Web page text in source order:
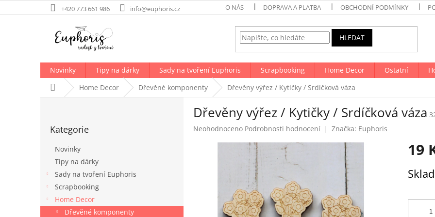
na
+420 773 661 986 info@euphoris.cz O NÁS DOPRAVA A PLATBA OBCHODNÍ PODMÍNKY
HLEDAT
Novinky Tipy na dárky Sady na tvoření Euphoris Scrapbooking Home Decor Ostatní
Domů Home Decor Dřevěné komponenty Dřevěny výřez / Kytičky / Srdíčková váza
a
kategorie
Kategorie
Novinky
Tipy na dárky
Sady na tvoření Euphoris
Scrapbooking
Home Decor
Dřevěné komponenty
Dřevěny výřez / Kytičky / Srdíčková váza
Průměrné
Neohodnoceno Podrobnosti hodnocení Značka: Euphoris
19
cena: